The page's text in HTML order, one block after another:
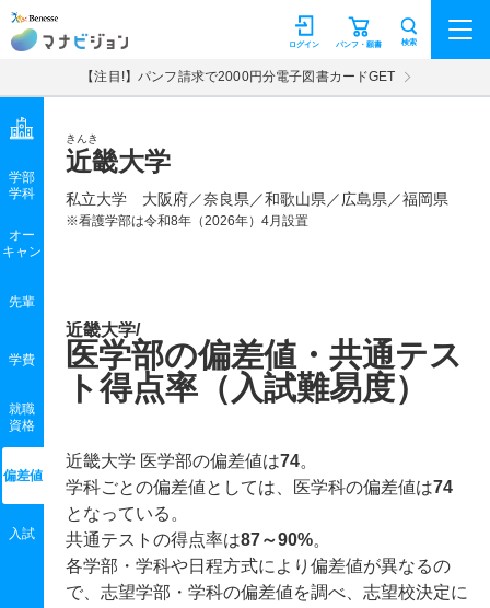
マナビジョン パンフ・願書
ログイン 検索
【注目!】パンフ請求で2000円分電子図書カードGET
きんき
近畿大学
私立大学 大阪府／奈良県／和歌山県／広島県／福岡県
※看護学部は令和8年（2026年）4月設置
学部
学科
オー
キャン
先輩
学費
就職
資格
偏差値
入試
近畿大学/
医学部の偏差値・共通テス
ト得点率（入試難易度）
近畿大学 医学部の偏差値は74。
学科ごとの偏差値としては、医学科の偏差値は74
となっている。
共通テストの得点率は87～90%。
各学部・学科や日程方式により偏差値が異なるの
で、志望学部・学科の偏差値を調べ、志望校決定に